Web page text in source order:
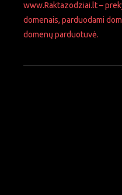
www.Raktazodziai.lt –
domenais, parduodami
domenų parduotuvė.